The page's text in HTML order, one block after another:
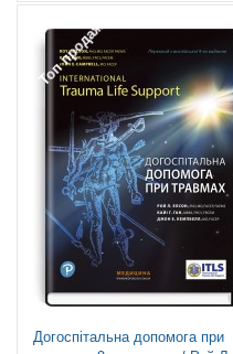
Топ продаж
Догоспітальна допомога при